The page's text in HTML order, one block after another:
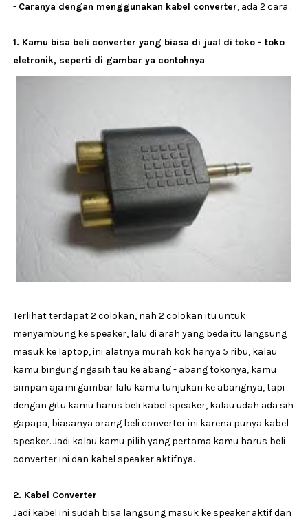
- Caranya dengan menggunakan kabel converter, ada 2 cara :
1. Kamu bisa beli converter yang biasa di jual di toko - toko
eletronik, seperti di gambar ya contohnya
Terlihat terdapat 2 colokan, nah 2 colokan itu untuk
menyambung ke speaker, lalu di arah yang beda itu langsung
masuk ke laptop, ini alatnya murah kok hanya 5 ribu, kalau
kamu bingung ngasih tau ke abang - abang tokonya, kamu
simpan aja ini gambar lalu kamu tunjukan ke abangnya, tapi
dengan gitu kamu harus beli kabel speaker, kalau udah ada sih
gapapa, biasanya orang beli converter ini karena punya kabel
speaker. Jadi kalau kamu pilih yang pertama kamu harus beli
converter ini dan kabel speaker aktifnya.
2. Kabel Converter
Jadi kabel ini sudah bisa langsung masuk ke speaker aktif dan